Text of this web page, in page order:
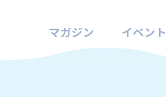
マガジン イベント